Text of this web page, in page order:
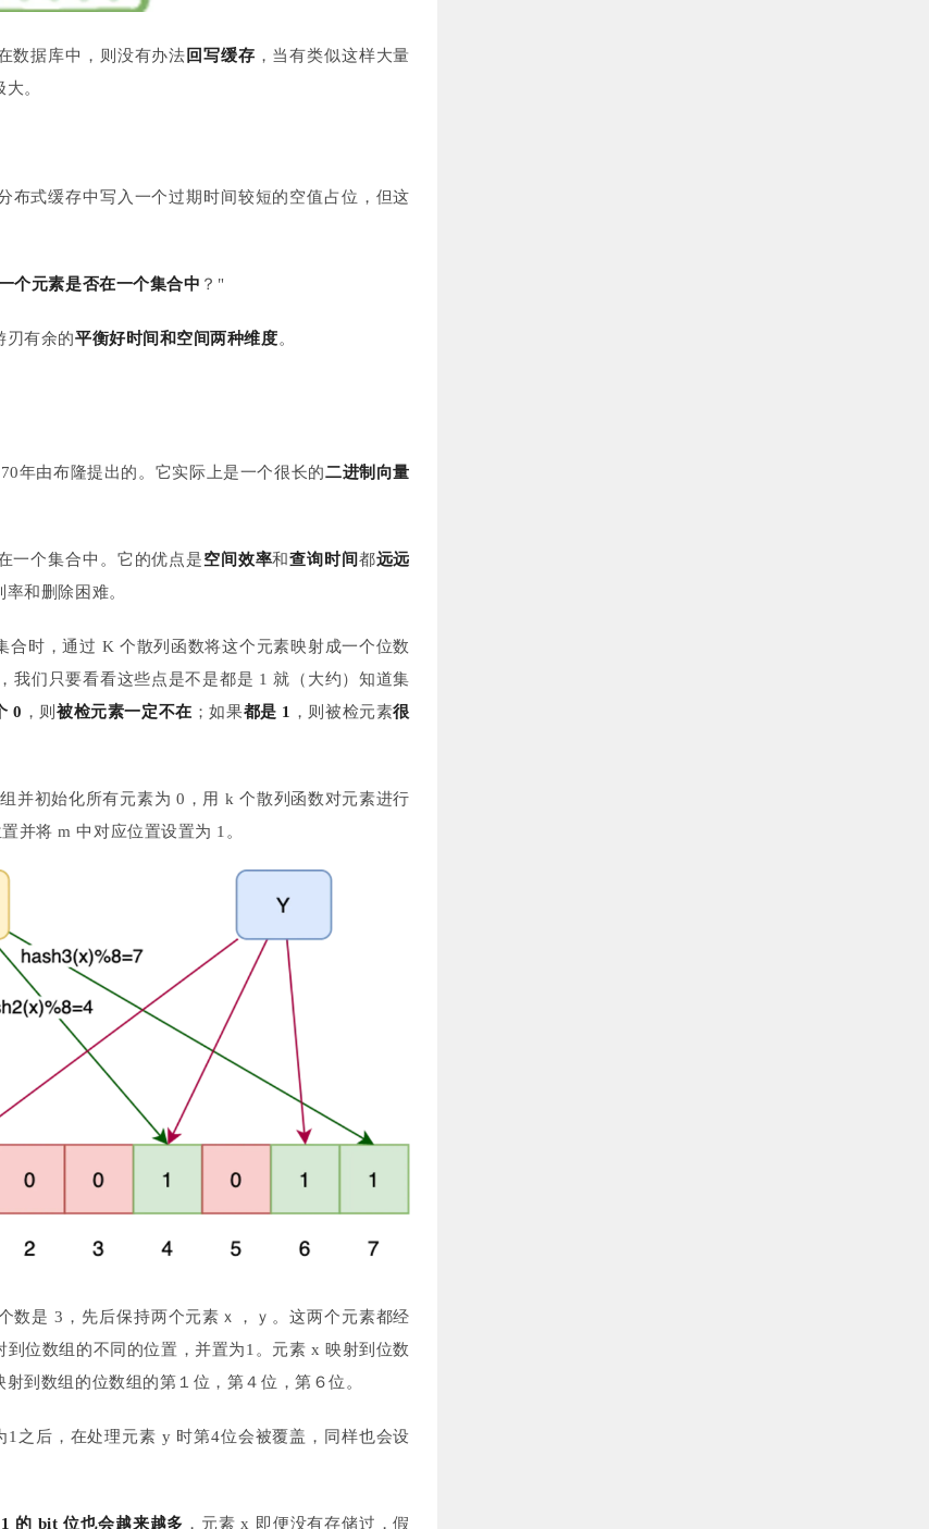
数据库中，则没有办法 回写缓存 ，当有类似这样大量
。
布式缓存中写入一个过期时间较短的空值占位，但这
个元素是否在一个集合中 ？"
刃有余的平衡好时间和空间两种维度。
年由布隆提出的。它实际上是一个很长的二进制向量
一个集合中。它的优点是空间效率和查询时间都远远
和删除困难。
合时，通过 K 个散列函数将这个元素映射成一个位数
我们只要看看这些点是不是都是 1 就（大约）知道集
0 ，则被检元素一定不在 ；如果都是 1 ，则被检元素很
并初始化所有元素为 0，用 k 个散列函数对元素进行
并将 m 中对应位置设置为 1。
数是 3，先后保持两个元素ｘ，ｙ。这两个元素都经
位数组的不同的位置，并置为1。元素 x 映射到位数
到数组的位数组的第１位，第４位，第６位。
之后，在处理元素 y 时第4位会被覆盖，同样也会设
的 bit 位也会越来越多 ，元素 x 即便没有存储过，假